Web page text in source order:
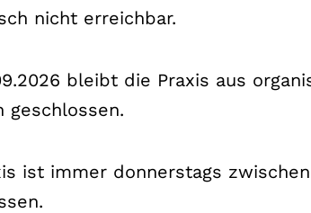
nicht erreichbar.
bleibt die Praxis aus
geschlossen.
ist immer donnerstags
Praxis
8:45-17 h
gemäß dem
Kele. Referenten Dr. Kele, Dr.